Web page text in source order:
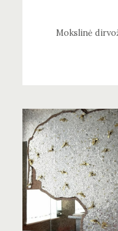
Mokslinė